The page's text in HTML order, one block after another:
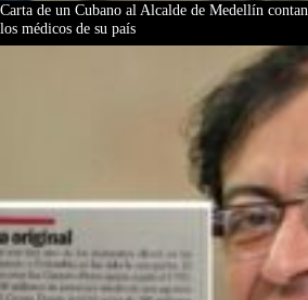
Carta de un Cubano al Alcalde de Medellín
los médicos de su país